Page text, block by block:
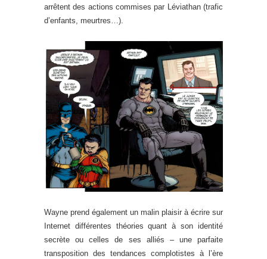
arrêtent des actions commises par Léviathan (trafic
d’enfants, meurtres…).
Wayne prend également un malin plaisir à écrire sur
Internet différentes théories quant à son identité
secrète ou celles de ses alliés – une parfaite
transposition des tendances complotistes à l’ère